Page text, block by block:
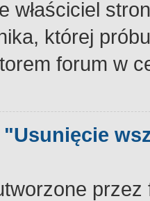
właściciel
której
forum w